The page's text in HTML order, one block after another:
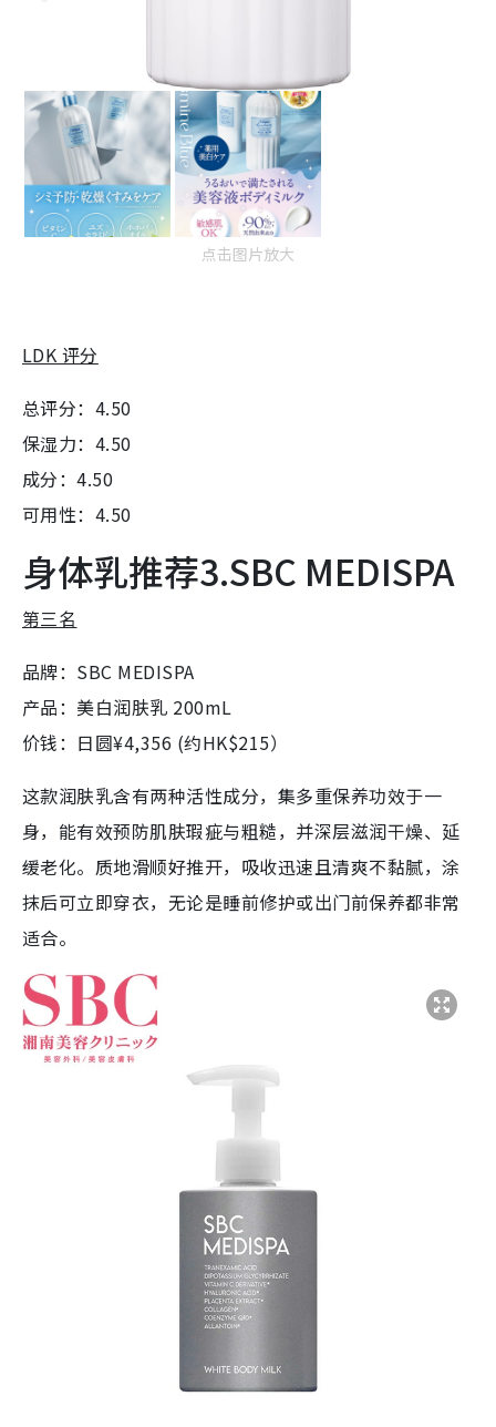
点击图片放大
LDK 评分
总评分：4.50
保湿力：4.50
成分：4.50
可用性：4.50
身体乳推荐3.SBC MEDISPA
第三名
品牌：SBC MEDISPA
产品：美白润肤乳 200mL
价钱：日圆¥4,356 (约HK$215）
这款润肤乳含有两种活性成分，集多重保养功效于一
身，能有效预防肌肤瑕疵与粗糙，并深层滋润干燥、延
缓老化。质地滑顺好推开，吸收迅速且清爽不黏腻，涂
抹后可立即穿衣，无论是睡前修护或出门前保养都非常
适合。